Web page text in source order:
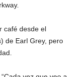
café desde el
de Earl Grey, pero